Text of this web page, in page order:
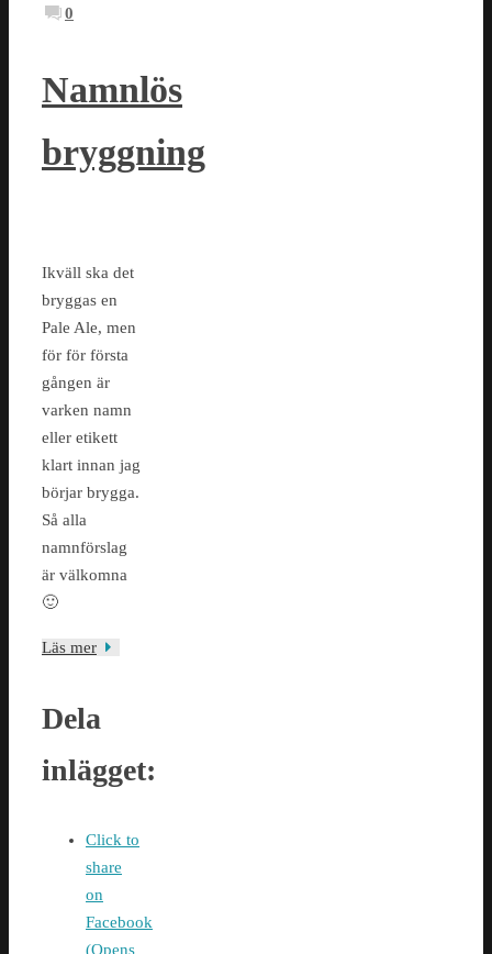
0
Namnlös
bryggning
Ikväll ska det
bryggas en
Pale Ale, men
för för första
gången är
varken namn
eller etikett
klart innan jag
börjar brygga.
Så alla
namnförslag
är välkomna
🙂
Läs mer
Dela
inlägget:
Click to
share
on
Facebook
(Opens